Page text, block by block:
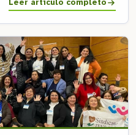
Leer artículo completo